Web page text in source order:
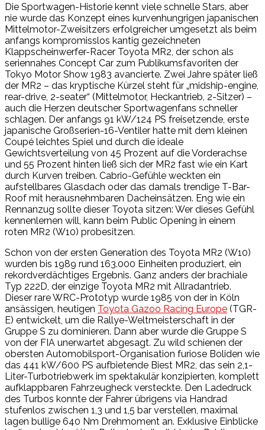
Die Sportwagen-Historie kennt viele schnelle Stars, aber
nie wurde das Konzept eines kurvenhungrigen japanischen
Mittelmotor-Zweisitzers erfolgreicher umgesetzt als beim
anfangs kompromisslos kantig gezeichneten
Klappscheinwerfer-Racer Toyota MR2, der schon als
seriennahes Concept Car zum Publikumsfavoriten der
Tokyo Motor Show 1983 avancierte. Zwei Jahre später ließ
der MR2 – das kryptische Kürzel steht für „midship-engine,
rear-drive, 2-seater“ (Mittelmotor, Heckantrieb, 2-Sitzer) –
auch die Herzen deutscher Sportwagenfans schneller
schlagen. Der anfangs 91 kW/124 PS freisetzende, erste
japanische Großserien-16-Ventiler hatte mit dem kleinen
Coupé leichtes Spiel und durch die ideale
Gewichtsverteilung von 45 Prozent auf die Vorderachse
und 55 Prozent hinten ließ sich der MR2 fast wie ein Kart
durch Kurven treiben. Cabrio-Gefühle weckten ein
aufstellbares Glasdach oder das damals trendige T-Bar-
Roof mit herausnehmbaren Dacheinsätzen. Eng wie ein
Rennanzug sollte dieser Toyota sitzen: Wer dieses Gefühl
kennenlernen will, kann beim Public Opening in einem
roten MR2 (W10) probesitzen.
Schon von der ersten Generation des Toyota MR2 (W10)
wurden bis 1989 rund 163.000 Einheiten produziert, ein
rekordverdächtiges Ergebnis. Ganz anders der brachiale
Typ 222D, der einzige Toyota MR2 mit Allradantrieb.
Dieser rare WRC-Prototyp wurde 1985 von der in Köln
ansässigen, heutigen Toyota Gazoo Racing Europe (TGR-
E) entwickelt, um die Rallye-Weltmeisterschaft in der
Gruppe S zu dominieren. Dann aber wurde die Gruppe S
von der FIA unerwartet abgesagt. Zu wild schienen der
obersten Automobilsport-Organisation furiose Boliden wie
das 441 kW/600 PS aufbietende Biest MR2, das sein 2,1-
Liter-Turbotriebwerk im spektakulär konzipierten, komplett
aufklappbaren Fahrzeugheck versteckte. Den Ladedruck
des Turbos konnte der Fahrer übrigens via Handrad
stufenlos zwischen 1,3 und 1,5 bar verstellen, maximal
lagen bullige 640 Nm Drehmoment an. Exklusive Einblicke